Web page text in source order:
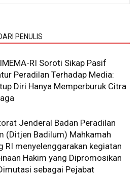
PENULIS
RI Soroti Sikap Pasif
Peradilan Terhadap Media:
Diri Hanya Memperburuk Citra
Jenderal Badan Peradilan
(Ditjen Badilum) Mahkamah
RI menyelenggarakan kegiatan
Hakim yang Dipromosikan
sebagai Pejabat